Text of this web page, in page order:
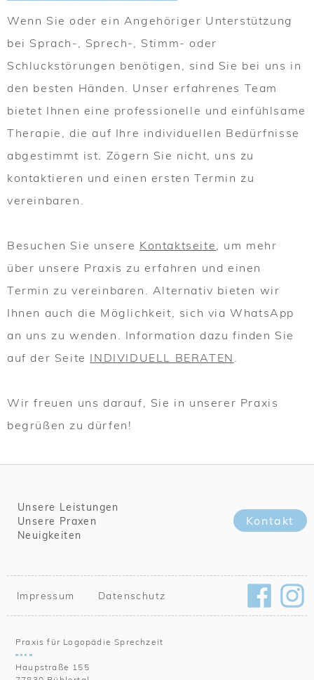
Wenn Sie oder ein Angehöriger Unterstützung
bei Sprach-, Sprech-, Stimm- oder
Schluckstörungen benötigen, sind Sie bei uns in
den besten Händen. Unser erfahrenes Team
bietet Ihnen eine professionelle und einfühlsame
Therapie, die auf Ihre individuellen Bedürfnisse
abgestimmt ist. Zögern Sie nicht, uns zu
kontaktieren und einen ersten Termin zu
vereinbaren.
Besuchen Sie unsere Kontaktseite
, um mehr
über unsere Praxis zu erfahren und einen
Termin zu vereinbaren. Alternativ bieten wir
Ihnen auch die Möglichkeit, sich via WhatsApp
an uns zu wenden. Information dazu finden Sie
auf der Seite INDIVIDUELL BERATEN
Wir freuen uns darauf, Sie in unserer Praxis
begrüßen zu dürfen!
Unsere Leistungen
Unsere Praxen
Neuigkeiten
Kontakt
Impressum Datenschutz
Praxis für Logopädie Sprechzeit
Haupstraße 155